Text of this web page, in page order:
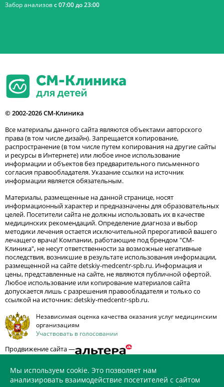
Забор анализовс 07:00 до 23:00
© 2002-2026 СМ-Клиника
Все материалы данного сайта являются объектами авторского
права (в том числе дизайн). Запрещается копирование,
распространение (в том числе путем копирования на другие сайты
и ресурсы в Интернете) или любое иное использование
информации и объектов без предварительного письменного
согласия правообладателя. Указание ссылки на источник
информации является обязательным.
Материалы, размещенные на данной странице, носят
информационный характер и предназначены для образовательных
целей. Посетители сайта не должны использовать их в качестве
медицинских рекомендаций. Определение диагноза и выбор
методики лечения остается исключительной прерогативой вашего
лечащего врача! Компании, работающие под брендом "СМ-
Клиника", не несут ответственности за возможные негативные
последствия, возникшие в результате использования информации,
размещенной на сайте detskiy-medcentr-spb.ru. Информация и
цены, представленные на сайте, не являются публичной офертой.
Любое использование или копирование материалов сайта
допускается лишь с разрешения правообладателя и только со
ссылкой на источник: detskiy-medcentr-spb.ru.
Независимая оценка качества оказания услуг медицинским
организациям
Участвовать в голосовании
Продвижение сайта —
Мы используем cookie. Это позволяет нам
анализировать взаимодействие посетителей с сайтом